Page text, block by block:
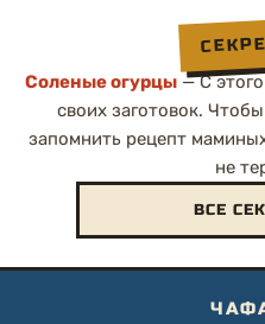
Соленые огурцы— С этого
своих заготовок.
запомнить рецепт
не
ВСЕ